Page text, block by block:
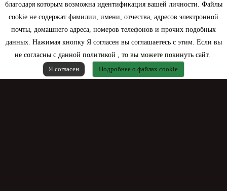
благодаря которым возможна идентификация вашей личности. Файлы
cookie не содержат фамилии, имени, отчества, адресов электронной
почты, домашнего адреса, номеров телефонов и прочих подобных
данных. Нажимая кнопку Я согласен вы соглашаетесь с этим. Если вы
не согласны с данной политикой , то вы можете покинуть сайт.
Я согласен
Подробнее о файлах cookie
Контактная информация